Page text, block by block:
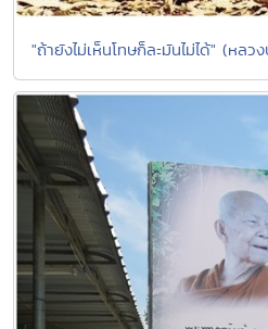
"ถ้ายังไม่เห็นโทษก็ละมันไม่ได้" (หลว